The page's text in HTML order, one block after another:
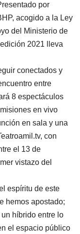
por
acogido a la Ley
del Ministerio de
2021 lleva
conectados y
entre
8 espectáculos
en vivo
en sala y una
con
el 13 de
vistazo del
espíritu de este
hemos apostado;
híbrido entre lo
el espacio público